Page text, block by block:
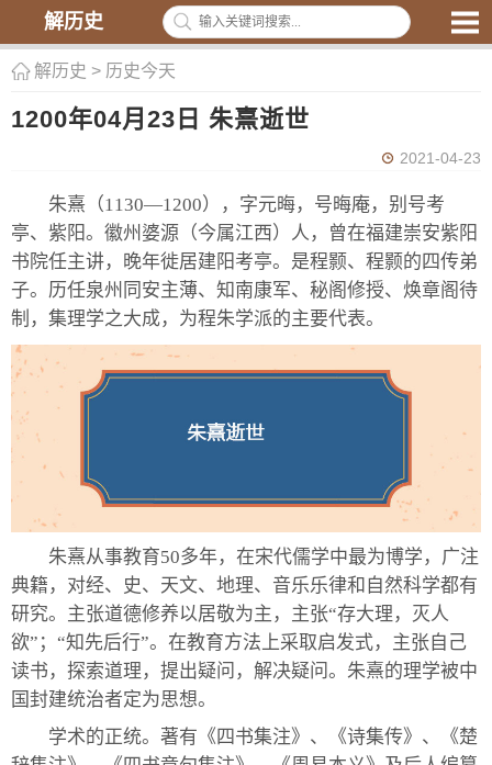
解历史
解历史 > 历史今天
1200年04月23日 朱熹逝世
2021-04-23
朱熹（1130—1200），字元晦，号晦庵，别号考
亭、紫阳。徽州婆源（今属江西）人，曾在福建崇安紫阳
书院任主讲，晚年徙居建阳考亭。是程颢、程颢的四传弟
子。历任泉州同安主薄、知南康军、秘阁修授、焕章阁待
制，集理学之大成，为程朱学派的主要代表。
朱熹从事教育50多年，在宋代儒学中最为博学，广注
典籍，对经、史、天文、地理、音乐乐律和自然科学都有
研究。主张道德修养以居敬为主，主张“存大理，灭人
欲”；“知先后行”。在教育方法上采取启发式，主张自己
读书，探索道理，提出疑问，解决疑问。朱熹的理学被中
国封建统治者定为思想。
学术的正统。著有《四书集注》、《诗集传》、《楚